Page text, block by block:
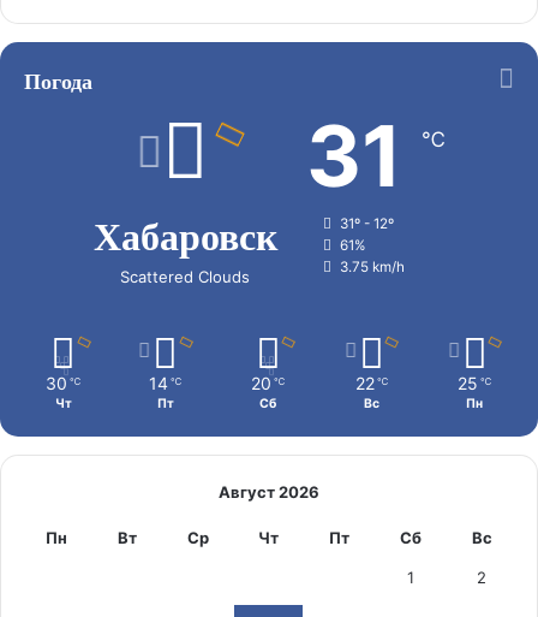
Погода
Хабаровск
Scattered Clouds
31 ℃
31º - 12º
61%
3.75 km/h
30 ℃
Чт
14 ℃
Пт
20 ℃
Сб
22 ℃
Вс
25 ℃
Пн
Август 2026
Пн Вт Ср Чт Пт Сб Вс
1 2